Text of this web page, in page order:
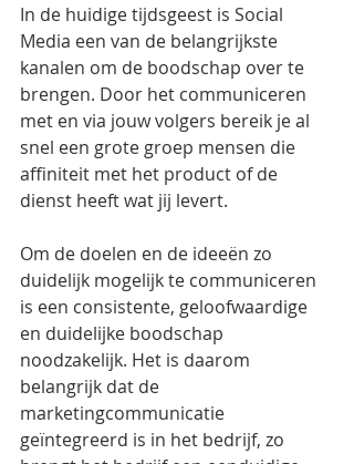
In de huidige tijdsgeest is Social
Media een van de belangrijkste
kanalen om de boodschap over te
brengen. Door het communiceren
met en via jouw volgers bereik je al
snel een grote groep mensen die
affiniteit met het product of de
dienst heeft wat jij levert.
Om de doelen en de ideeën zo
duidelijk mogelijk te communiceren
is een consistente, geloofwaardige
en duidelijke boodschap
noodzakelijk. Het is daarom
belangrijk dat de
marketingcommunicatie
geïntegreerd is in het bedrijf, zo